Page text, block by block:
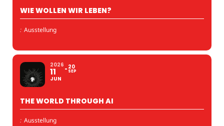
WIE WOLLEN WIR LEBEN?
: Ausstellung
2026
11
JUN
20
SEP
THE WORLD THROUGH AI
: Ausstellung